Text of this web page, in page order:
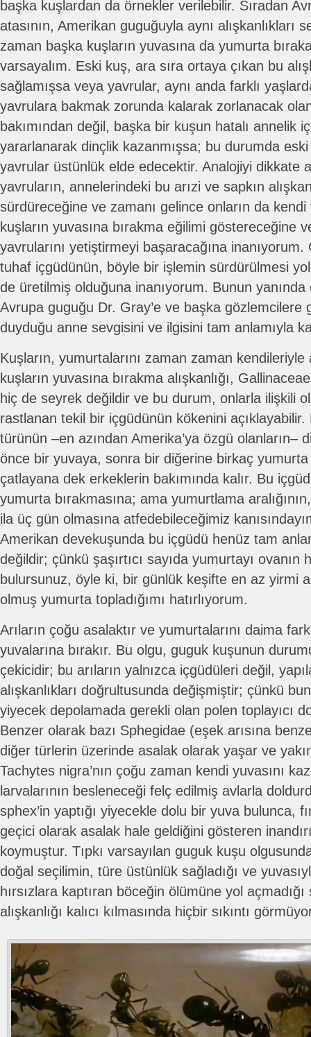
başka kuşlardan da örnekler verilebilir. Sıradan
atasının, Amerikan guguğuyla aynı alışkanlıkları
zaman başka kuşların yuvasına da yumurta
varsayalım. Eski kuş, ara sıra ortaya çıkan bu
sağlamışsa veya yavrular, aynı anda farklı
yavrulara bakmak zorunda kalarak zorlanacak
bakımından değil, başka bir kuşun hatalı annelik
yararlanarak dinçlik kazanmışsa; bu durumda
yavrular üstünlük elde edecektir. Analojiyi dikkate
yavruların, annelerindeki bu arızi ve sapkın
sürdüreceğine ve zamanı gelince onların da kendi
kuşların yuvasına bırakma eğilimi göstereceğine
yavrularını yetiştirmeyi başaracağına
tuhaf içgüdünün, böyle bir işlemin sürdürülmesi
de üretilmiş olduğuna inanıyorum. Bunun
Avrupa guguğu Dr. Gray’e ve başka gözlemcilere
duyduğu anne sevgisini ve ilgisini tam anlamıyla
Kuşların, yumurtalarını zaman zaman kendileriyle
kuşların yuvasına bırakma alışkanlığı,
hiç de seyrek değildir ve bu durum, onlarla ilişkili
rastlanan tekil bir içgüdünün kökenini
türünün –en azından Amerika’ya özgü olanların–
önce bir yuvaya, sonra bir diğerine birkaç yumurta
çatlayana dek erkeklerin bakımında kalır. Bu
yumurta bırakmasına; ama yumurtlama
ila üç gün olmasına atfedebileceğimiz
Amerikan devekuşunda bu içgüdü henüz tam
değildir; çünkü şaşırtıcı sayıda yumurtayı ovanın
bulursunuz, öyle ki, bir günlük keşifte en az yirmi
olmuş yumurta topladığımı hatırlıyorum.
Arıların çoğu asalaktır ve yumurtalarını daima
yuvalarına bırakır. Bu olgu, guguk kuşunun
çekicidir; bu arıların yalnızca içgüdüleri değil,
alışkanlıkları doğrultusunda değişmiştir; çünkü
yiyecek depolamada gerekli olan polen toplayıcı
Benzer olarak bazı Sphegidae (eşek arısına
diğer türlerin üzerinde asalak olarak yaşar ve
Tachytes nigra’nın çoğu zaman kendi yuvasını
larvalarının besleneceği felç edilmiş avlarla
sphex’in yaptığı yiyecekle dolu bir yuva bulunca,
geçici olarak asalak hale geldiğini gösteren
koymuştur. Tıpkı varsayılan guguk kuşu
doğal seçilimin, türe üstünlük sağladığı ve
hırsızlara kaptıran böceğin ölümüne yol
alışkanlığı kalıcı kılmasında hiçbir sıkıntı